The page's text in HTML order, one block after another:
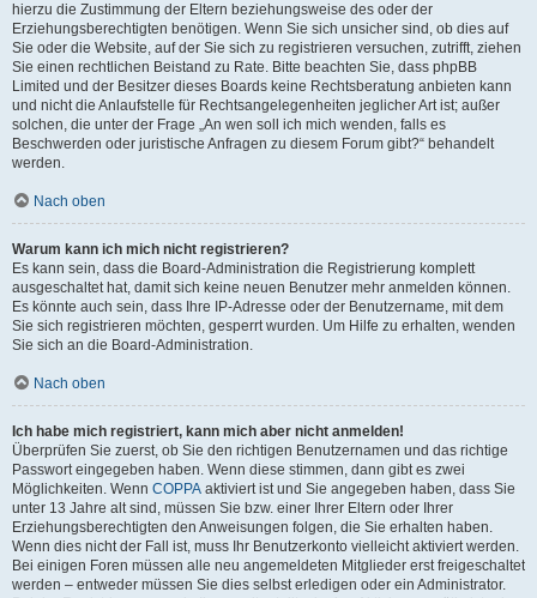
hierzu die Zustimmung der Eltern beziehungsweise des oder der
Erziehungsberechtigten benötigen. Wenn Sie sich unsicher sind, ob dies auf
Sie oder die Website, auf der Sie sich zu registrieren versuchen, zutrifft, ziehen
Sie einen rechtlichen Beistand zu Rate. Bitte beachten Sie, dass phpBB
Limited und der Besitzer dieses Boards keine Rechtsberatung anbieten kann
und nicht die Anlaufstelle für Rechtsangelegenheiten jeglicher Art ist; außer
solchen, die unter der Frage „An wen soll ich mich wenden, falls es
Beschwerden oder juristische Anfragen zu diesem Forum gibt?“ behandelt
werden.
Nach oben
Warum kann ich mich nicht registrieren?
Es kann sein, dass die Board-Administration die Registrierung komplett
ausgeschaltet hat, damit sich keine neuen Benutzer mehr anmelden können.
Es könnte auch sein, dass Ihre IP-Adresse oder der Benutzername, mit dem
Sie sich registrieren möchten, gesperrt wurden. Um Hilfe zu erhalten, wenden
Sie sich an die Board-Administration.
Nach oben
Ich habe mich registriert, kann mich aber nicht anmelden!
Überprüfen Sie zuerst, ob Sie den richtigen Benutzernamen und das richtige
Passwort eingegeben haben. Wenn diese stimmen, dann gibt es zwei
Möglichkeiten. Wenn COPPA aktiviert ist und Sie angegeben haben, dass Sie
unter 13 Jahre alt sind, müssen Sie bzw. einer Ihrer Eltern oder Ihrer
Erziehungsberechtigten den Anweisungen folgen, die Sie erhalten haben.
Wenn dies nicht der Fall ist, muss Ihr Benutzerkonto vielleicht aktiviert werden.
Bei einigen Foren müssen alle neu angemeldeten Mitglieder erst freigeschaltet
werden – entweder müssen Sie dies selbst erledigen oder ein Administrator.